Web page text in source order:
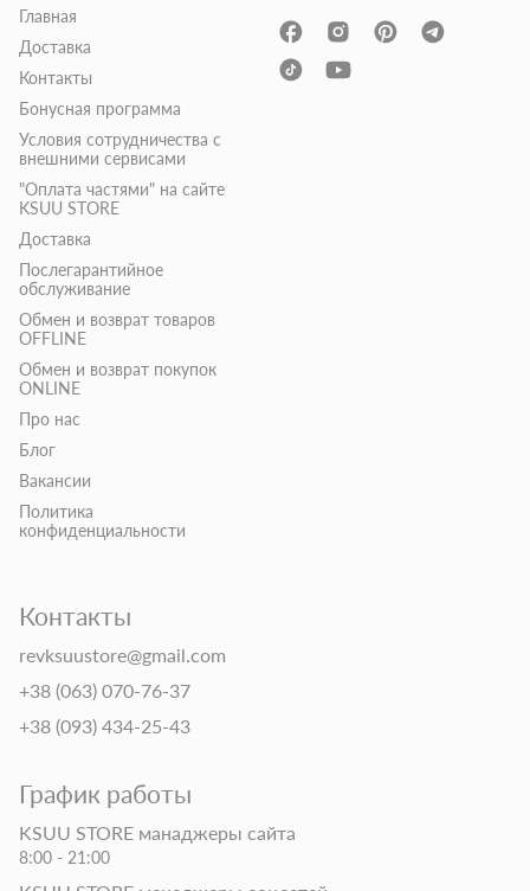
Главная
Доставка
Контакты
Бонусная программа
Условия сотрудничества с
внешними сервисами
"Оплата частями" на сайте
KSUU STORE
Доставка
Послегарантийное
обслуживание
Обмен и возврат товаров
OFFLINE
Обмен и возврат покупок
ONLINE
Про нас
Блог
Вакансии
Политика
конфиденциальности
Контакты
revksuustore@gmail.com
+38 (063) 070-76-37
+38 (093) 434-25-43
График работы
KSUU STORE манаджеры сайта
8:00 - 21:00